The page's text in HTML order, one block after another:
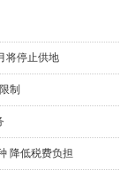
将停止供地
制
降低税费负担